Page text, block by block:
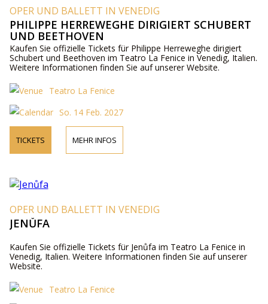
OPER UND BALLETT IN VENEDIG
PHILIPPE HERREWEGHE DIRIGIERT SCHUBERT
UND BEETHOVEN
Kaufen Sie offizielle Tickets für Philippe Herreweghe dirigiert
Schubert und Beethoven im Teatro La Fenice in Venedig, Italien.
Weitere Informationen finden Sie auf unserer Website.
Teatro La Fenice
So. 14 Feb. 2027
TICKETS MEHR INFOS
OPER UND BALLETT IN VENEDIG
JENŮFA
Kaufen Sie offizielle Tickets für Jenůfa im Teatro La Fenice in
Venedig, Italien. Weitere Informationen finden Sie auf unserer
Website.
Teatro La Fenice